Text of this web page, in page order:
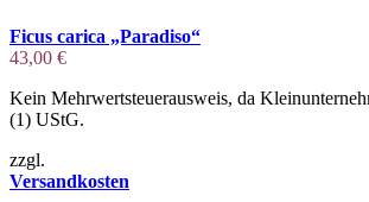
Ficus carica „Paradiso“
43,00 €
Kein Mehrwertsteuerausweis, da
(1) UStG.
zzgl.
Versandkosten